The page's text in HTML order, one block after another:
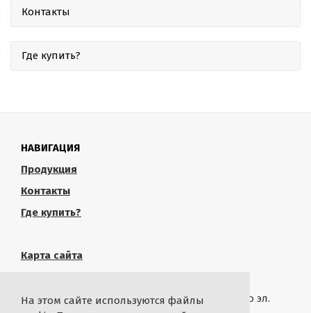
На этом сайте используются файлы
Контакты
Где купить?
НАВИГАЦИЯ
Продукция
Контакты
Где купить?
Карта сайта
Связаться с администрацией сайта можно по эл.